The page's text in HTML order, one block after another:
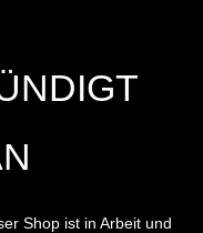
S
Shop ist in Arbeit und